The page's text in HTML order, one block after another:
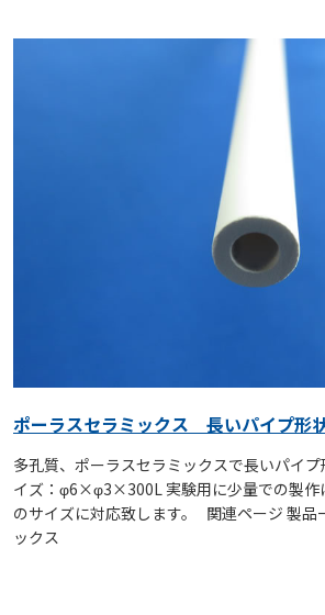
ポーラスセラミックス 長いパイプ形
多孔質、ポーラスセラミックスで長いパイ
イズ：φ6×φ3×300L 実験用に少量での製作
のサイズに対応致します。 関連ページ 製品
ックス